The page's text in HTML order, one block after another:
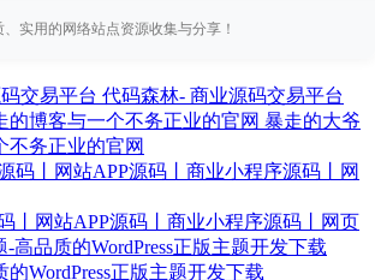
实用的网络站点资源收集与分享！
代码森林- 商业源码交易平台
暴走的大爷
不务正业的官网
丨网站APP源码丨商业小程序源码丨网页
的WordPress正版主题开发下载